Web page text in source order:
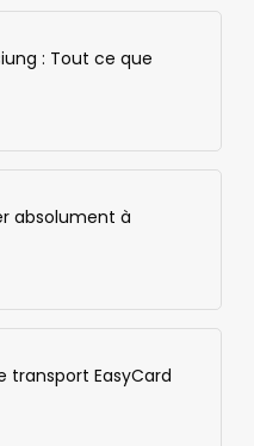
: Tout ce que
absolument à
transport EasyCard